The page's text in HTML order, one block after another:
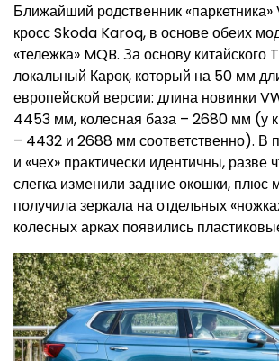
Ближайший родственник
кросс Skoda Karoq, в основе обеих
«тележка» MQB. За основу китайского
локальный Карок, который на 50 мм
европейской версии: длина новинки
4453 мм, колесная база – 2680 мм (у
– 4432 и 2688 мм соответственно). В
и «чех» практически идентичны, разве
слегка изменили задние окошки, плюс
получила зеркала на отдельных
колесных арках появились